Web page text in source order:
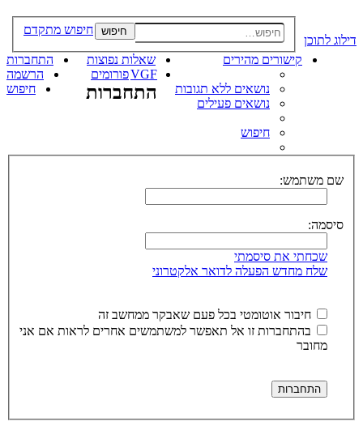
דילוג לתוכן
חיפוש חיפוש מתקדם
קישורים מהירים
נושאים ללא תגובות
נושאים פעילים
חיפוש
שאלות נפוצות
התחברות
הרשמה
VGFפורומים
חיפוש
התחברות
שם משתמש:
סיסמה:
שכחתי את סיסמתי
שלח מחדש הפעלה לדואר אלקטרוני
חיבור אוטומטי בכל פעם שאבקר ממחשב זה
בהתחברות זו אל תאפשר למשתמשים אחרים לראות אם אני
מחובר